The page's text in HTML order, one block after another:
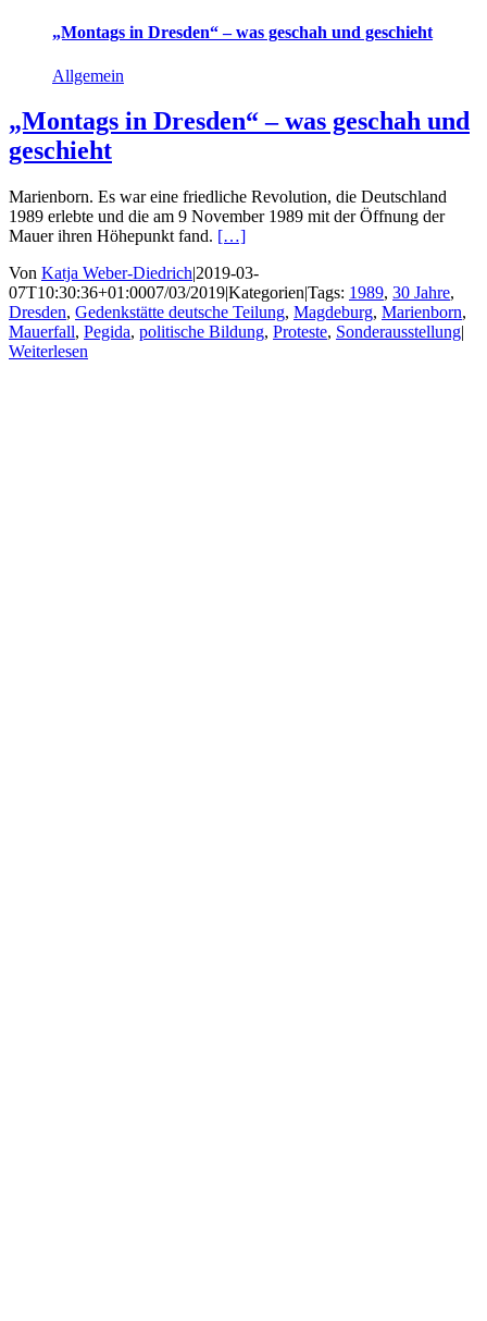
„Montags in Dresden“ – was geschah und geschieht
Allgemein
„Montags in Dresden“ – was geschah und
geschieht
Marienborn. Es war eine friedliche Revolution, die Deutschland
1989 erlebte und die am 9 November 1989 mit der Öffnung der
Mauer ihren Höhepunkt fand. […]
Von Katja Weber-Diedrich|2019-03-
07T10:30:36+01:0007/03/2019|Kategorien|Tags: 1989, 30 Jahre,
Dresden, Gedenkstätte deutsche Teilung, Magdeburg, Marienborn,
Mauerfall, Pegida, politische Bildung, Proteste, Sonderausstellung|
Weiterlesen